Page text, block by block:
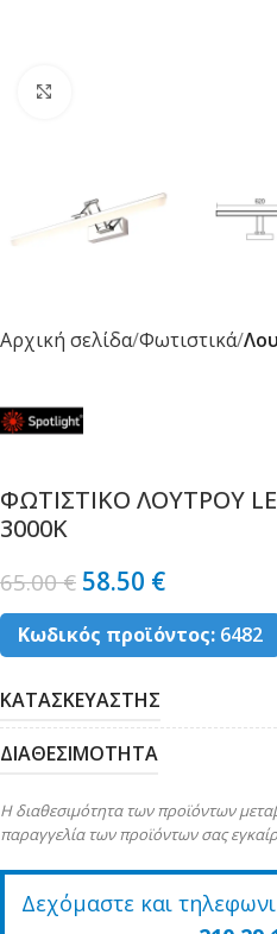
Αρχική σελίδα Φωτιστικά
ΦΩΤΙΣΤΙΚΟ ΛΟΥΤΡΟΥ
3000K
65.00€ 58.50 €
Κωδικός προϊόντος: 6482
ΚΑΤΑΣΚΕΥΑΣΤΗΣ
ΔΙΑΘΕΣΙΜΟΤΗΤΑ
Η διαθεσιμότητα των προϊόντων
παραγγελία των προϊόντων σας
Δεχόμαστε και